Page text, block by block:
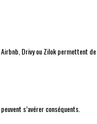
Drivy ou Zilok permettent de
s’avérer conséquents.